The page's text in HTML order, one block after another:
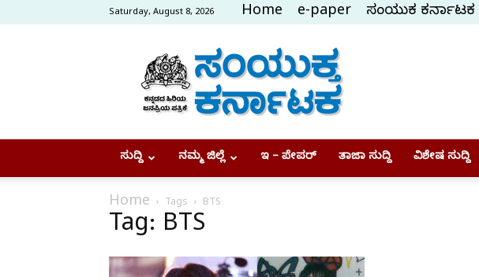
Saturday, August 8, 2026 Home e-paper ಸಂಯುಕ್ತ ಕರ್ನಾಟಕ
Samyukta
Karnataka
ಸುದ್ದಿ ನಮ್ಮ ಜಿಲ್ಲೆ ಇ – ಪೇಪರ್ ತಾಜಾ ಸುದ್ದಿ ವಿಶೇಷ ಸುದ್ದಿ
Home Tags BTS
Tag: BTS